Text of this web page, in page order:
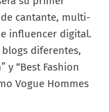
cantante, multi-
influencer digital.
diferentes,
y “Best Fashion
Vogue Hommes